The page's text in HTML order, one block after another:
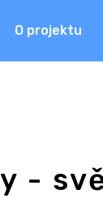
O projektu
-